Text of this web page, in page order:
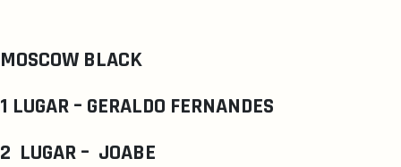
MOSCOW BLACK
1 LUGAR – GERALDO FERNANDES
2 LUGAR – JOABE